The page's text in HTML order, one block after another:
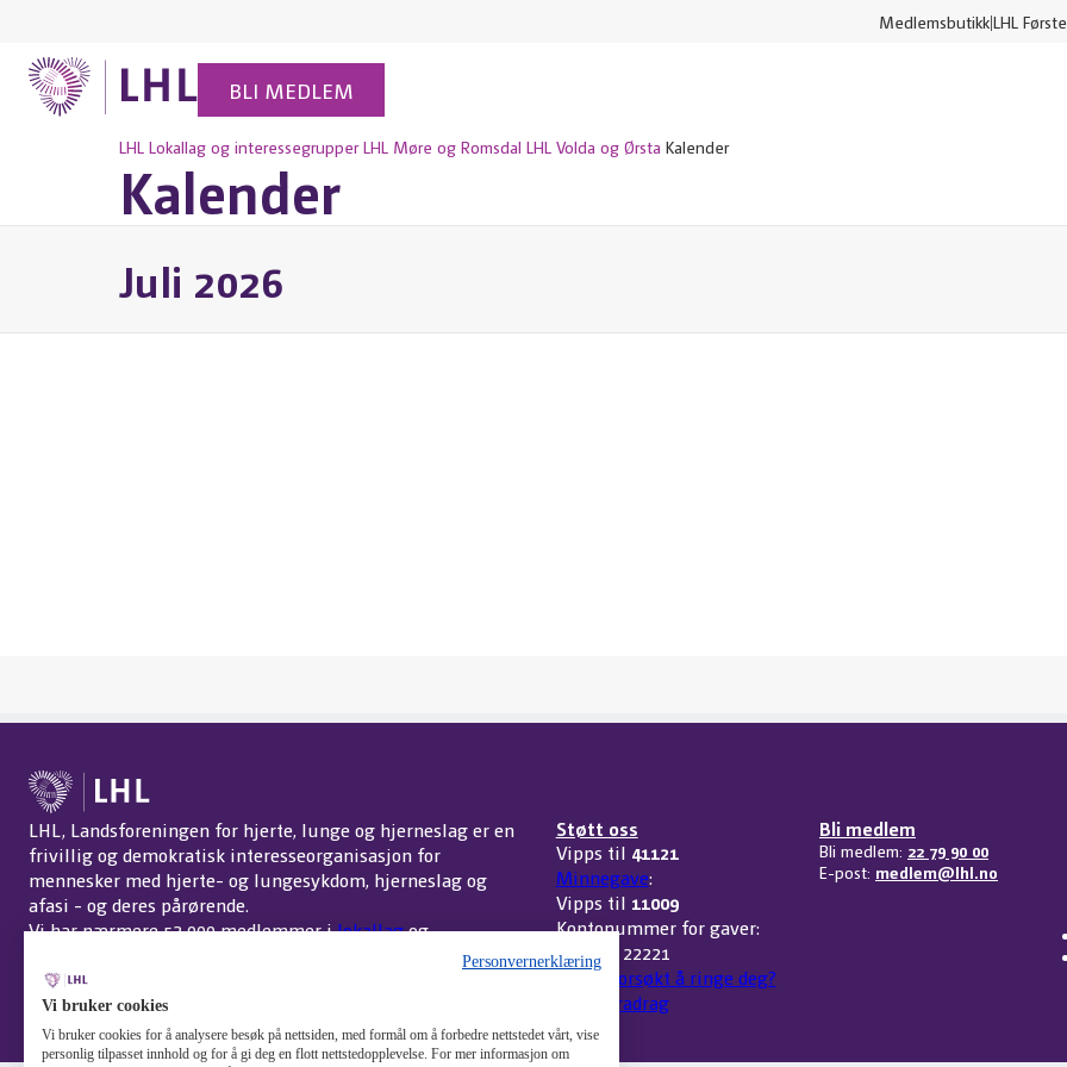
MedlemsbutikkLHL
BLI MEDLEM
LHL Lokallag og interessegrupper LHL Møre og Romsdal LHL Volda og Ørsta Kalender
Kalender
Juli 2026
LHL, Landsforeningen for hjerte, lunge og hjerneslag er en
frivillig og demokratisk interesseorganisasjon for
mennesker med hjerte- og lungesykdom, hjerneslag og
afasi - og deres pårørende.
Vi har nærmere 52 000 medlemmer ilokallagog
Endre cookie-innstillinger
Støtt oss
Vipps til 41121
Minnegave:
Vipps til 11009
Kontonummer for gaver:
3207 32 22221
Har vi forsøkt å ringe deg?
Skattefradrag
Bli medlem
Bli medlem: 22 79 90 00
E-post: medlem@lhl.no
Personvernerklæring
Vi bruker cookies
Vi bruker cookies for å analysere besøk på nettsiden, med formål om å forbedre nettstedet vårt, vise
personlig tilpasset innhold og for å gi deg en flott nettstedopplevelse. For mer informasjon om